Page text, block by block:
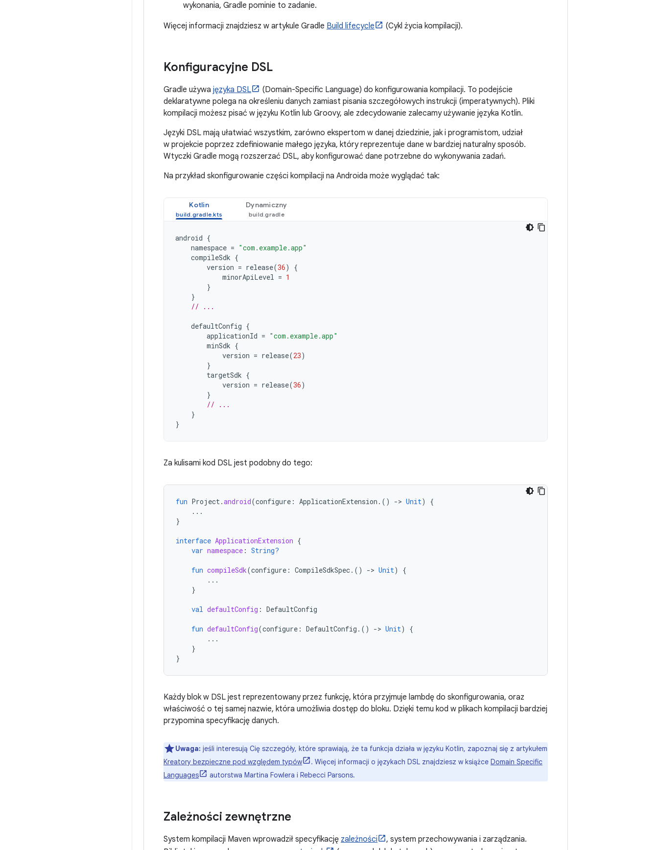
wykonania, Gradle pominie to zadanie.
Więcej informacji znajdziesz w artykule Gradle Build lifecycle (Cykl życia kompilacji).
Konfiguracyjne DSL
Gradle używa języka DSL
(Domain-Specific Language) do konfigurowania kompilacji. To podejście
deklaratywne polega na określeniu danych zamiast pisania szczegółowych instrukcji (imperatywnych). Pliki
kompilacji możesz pisać w języku Kotlin lub Groovy, ale zdecydowanie zalecamy używanie języka Kotlin.
Języki DSL mają ułatwiać wszystkim, zarówno ekspertom w danej dziedzinie, jak i programistom, udział
w projekcie poprzez zdefiniowanie małego języka, który reprezentuje dane w bardziej naturalny sposób.
Wtyczki Gradle mogą rozszerzać DSL, aby konfigurować dane potrzebne do wykonywania zadań.
Na przykład skonfigurowanie części kompilacji na Androida może wyglądać tak:
Kotlin Dynamiczny
android {
namespace = "com.example.app"
compileSdk {
version = release(36)
{
minorApiLevel = 1
}
}
// ...
defaultConfig {
applicationId = "com.example.app"
minSdk {
version = release(23)
}
targetSdk {
version = release(36)
}
// ...
}
}
Za kulisami kod DSL jest podobny do tego:
fun Project.android(configure : ApplicationExtension .() -> Unit)
{
...
}
interface ApplicationExtension {
var namespace : String?
fun compileSdk(configure : CompileSdkSpec.() -> Unit)
{
...
}
val defaultConfig : DefaultConfig
fun defaultConfig(configure : DefaultConfig .() -> Unit)
{
...
}
}
Każdy blok w DSL jest reprezentowany przez funkcję, która przyjmuje lambdę do skonfigurowania, oraz
właściwość o tej samej nazwie, która umożliwia dostęp do bloku. Dzięki temu kod w plikach kompilacji bardziej
przypomina specyfikację danych.
Uwaga: jeśli interesują Cię szczegóły, które sprawiają, że ta funkcja działa w języku Kotlin, zapoznaj się z artykułem
Kreatory bezpieczne pod względem typów
. Więcej informacji o językach DSL znajdziesz w książce Domain Specific
Languages
autorstwa Martina Fowlera i Rebecci Parsons.
Zależności zewnętrzne
System kompilacji Maven wprowadził specyfikację zależności
, system przechowywania i zarządzania.